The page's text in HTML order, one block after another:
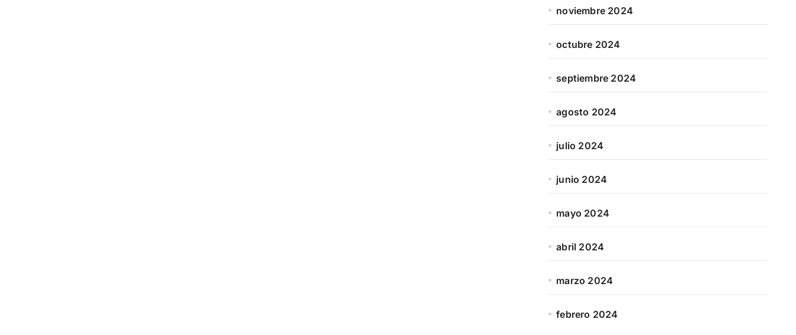
noviembre 2024
octubre 2024
septiembre 2024
agosto 2024
julio 2024
junio 2024
mayo 2024
abril 2024
marzo 2024
febrero 2024